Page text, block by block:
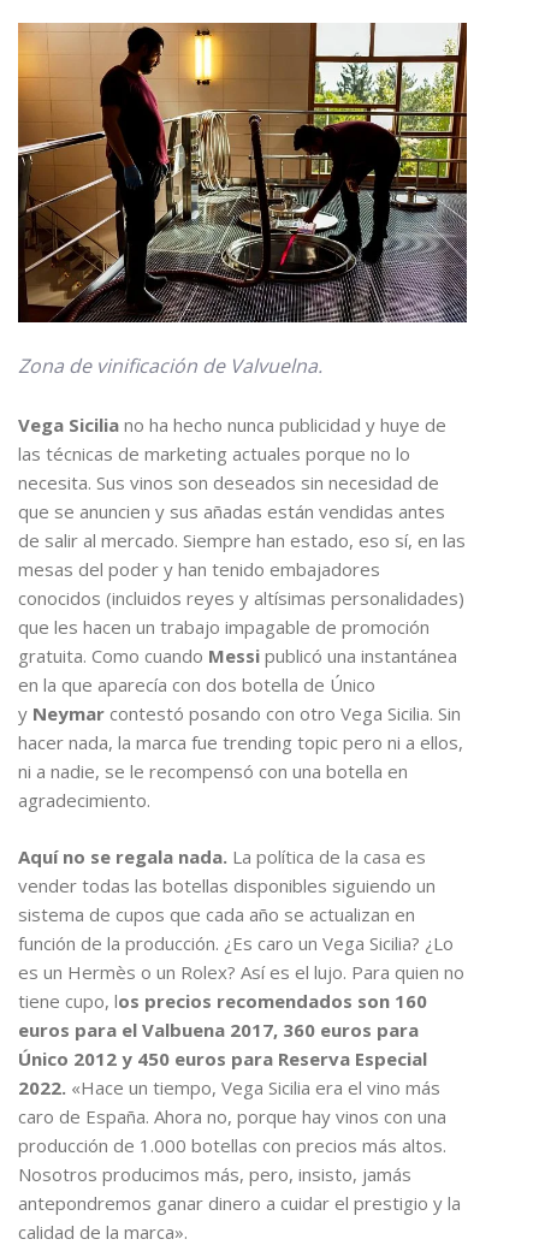
Zona de vinificación de Valvuelna.
Vega Sicilia no ha hecho nunca publicidad y huye de
las técnicas de marketing actuales porque no lo
necesita. Sus vinos son deseados sin necesidad de
que se anuncien y sus añadas están vendidas antes
de salir al mercado. Siempre han estado, eso sí, en las
mesas del poder y han tenido embajadores
conocidos (incluidos reyes y altísimas personalidades)
que les hacen un trabajo impagable de promoción
gratuita. Como cuando Messi publicó una instantánea
en la que aparecía con dos botella de Único
y Neymar contestó posando con otro Vega Sicilia. Sin
hacer nada, la marca fue trending topic pero ni a ellos,
ni a nadie, se le recompensó con una botella en
agradecimiento.
Aquí no se regala nada. La política de la casa es
vender todas las botellas disponibles siguiendo un
sistema de cupos que cada año se actualizan en
función de la producción. ¿Es caro un Vega Sicilia? ¿Lo
es un Hermès o un Rolex? Así es el lujo. Para quien no
tiene cupo, los precios recomendados son 160
euros para el Valbuena 2017, 360 euros para
Único 2012 y 450 euros para Reserva Especial
2022. «Hace un tiempo, Vega Sicilia era el vino más
caro de España. Ahora no, porque hay vinos con una
producción de 1.000 botellas con precios más altos.
Nosotros producimos más, pero, insisto, jamás
antepondremos ganar dinero a cuidar el prestigio y la
calidad de la marca».